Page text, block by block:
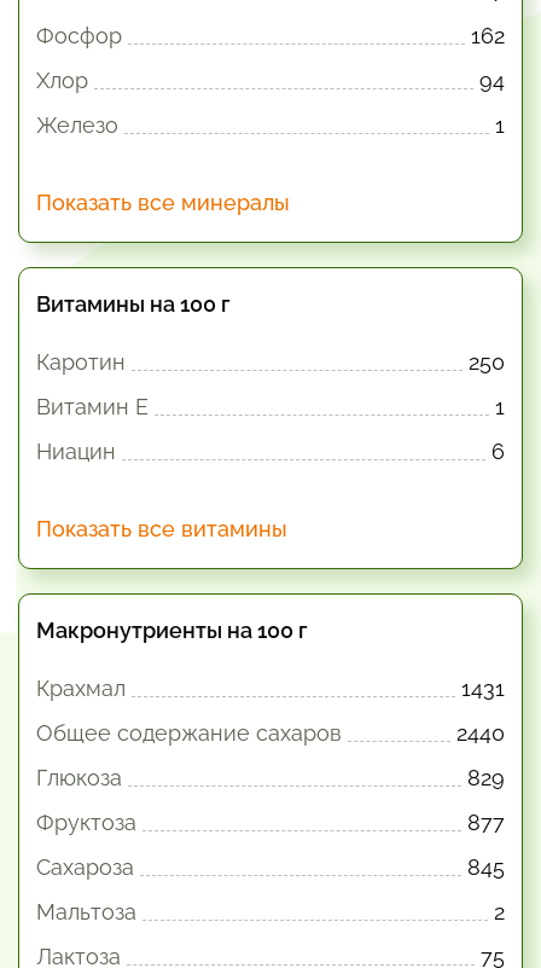
Фосфор
162
Хлор
94
Железо
1
Показать все минералы
Витамины на 100 г
Каротин
250
Витамин E
1
Ниацин
6
Показать все витамины
Макронутриенты на 100 г
Крахмал
1431
Общее содержание сахаров
2440
Глюкоза
829
Фруктоза
877
Сахароза
845
Мальтоза
2
Лактоза
75